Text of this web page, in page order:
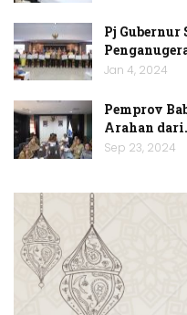
Pj
Jan 4, 2024
Pemprov
Arahan
Sep 23, 2024